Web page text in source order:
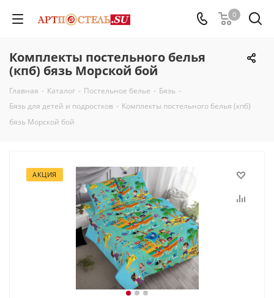
0
Комплекты постельного белья
(кпб) бязь Морской бой
Главная - Каталог - Постельное белье - Бязь -
Бязь для детей и подростков - Комплекты постельного белья (кпб)
бязь Морской бой
АКЦИЯ